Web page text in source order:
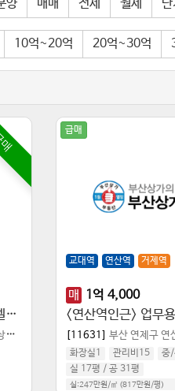
양 매매 전세 월세 단
10억~20억 20억~30억
연산 오방맛길 메인상권 코너 엘베 도시가스
급매
교대역 연산역 거제역
매 1억 4,000
[11631] 부산 연제구 연
화장실1 관리비15 중/
실 17평 /공 31평
실:247만원/㎡ (817만원/평)